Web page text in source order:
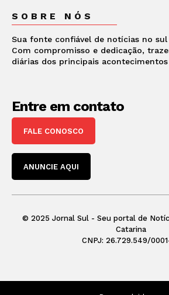
SOBRE NÓS
Sua fonte confiável de notícias no sul
Com compromisso e dedicação,
diárias dos principais
Entre em contato
FALE CONOSCO
ANUNCIE AQUI
© 2025 Jornal Sul - Seu portal de
Catarina
CNPJ: 26.729.549/